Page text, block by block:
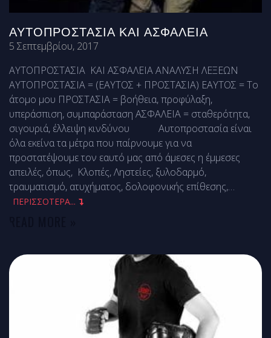
ΑΥΤΟΠΡΟΣΤΑΣΊΑ ΚΑΙ ΑΣΦΆΛΕΙΑ
5 Σεπτεμβρίου, 2017
ΑΥΤΟΠΡΟΣΤΑΣΙΑ ΚΑΙ ΑΣΦΑΛΕΙΑ ΑΝΑΛΥΣΗ ΛΕΞΕΩΝ
ΑΥΤΟΠΡΟΣΤΑΣΙΑ = (ΕΑΥΤΟΣ + ΠΡΟΣΤΑΣΙΑ) ΕΑΥΤΟΣ = Το
άτομο μου ΠΡΟΣΤΑΣΙΑ = βοήθεια, προφύλαξη,
υπεράσπιση, συμπαράσταση ΑΣΦΑΛΕΙΑ = σταθερότητα,
σιγουριά, έλλειψη κινδύνου Αυτοπροστασία είναι
όλα εκείνα τα μέτρα που παίρνουμε για να
προστατέψουμε τον εαυτό μας από άμεσες η έμμεσες
απειλές, όπως, Κλοπές, Ληστείες, ξυλοδαρμό,
τραυματισμό, ατυχήματος, δολοφονικής επίθεσης,…
ΠΕΡΙΣΣΟΤΕΡΑ...